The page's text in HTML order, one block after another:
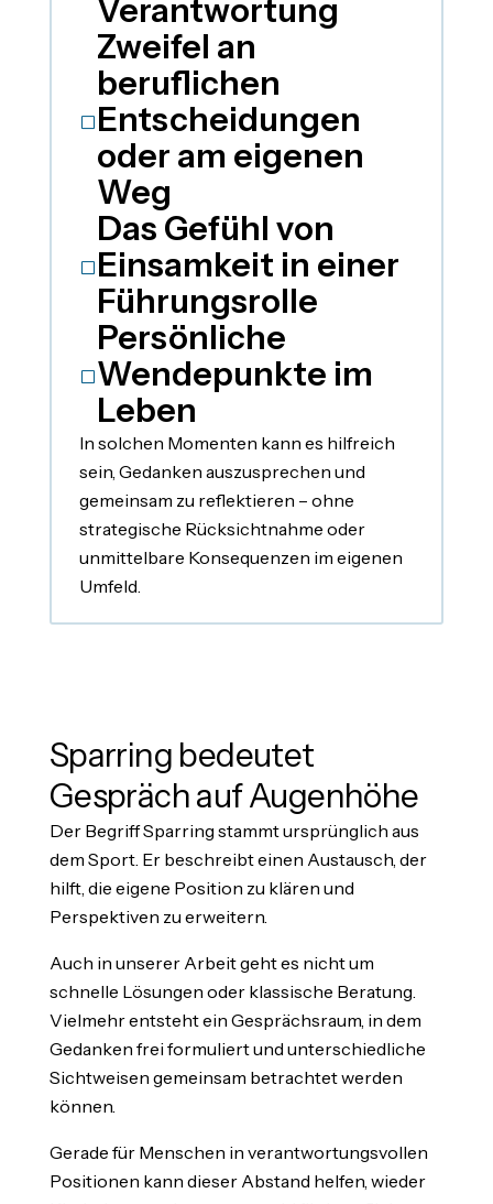
Verantwortung
V
Zweifel an
beruflichen
Entscheidungen
oder am eigenen
Weg
V
Das Gefühl von
Einsamkeit in einer
Führungsrolle
V
Persönliche
Wendepunkte im
Leben
In solchen Momenten kann es hilfreich
sein, Gedanken auszusprechen und
gemeinsam zu reflektieren – ohne
strategische Rücksichtnahme oder
unmittelbare Konsequenzen im eigenen
Umfeld.
Sparring bedeutet
Gespräch auf Augenhöhe
Der Begriff Sparring stammt ursprünglich aus
dem Sport. Er beschreibt einen Austausch, der
hilft, die eigene Position zu klären und
Perspektiven zu erweitern.
Auch in unserer Arbeit geht es nicht um
schnelle Lösungen oder klassische Beratung.
Vielmehr entsteht ein Gesprächsraum, in dem
Gedanken frei formuliert und unterschiedliche
Sichtweisen gemeinsam betrachtet werden
können.
Gerade für Menschen in verantwortungsvollen
Positionen kann dieser Abstand helfen, wieder